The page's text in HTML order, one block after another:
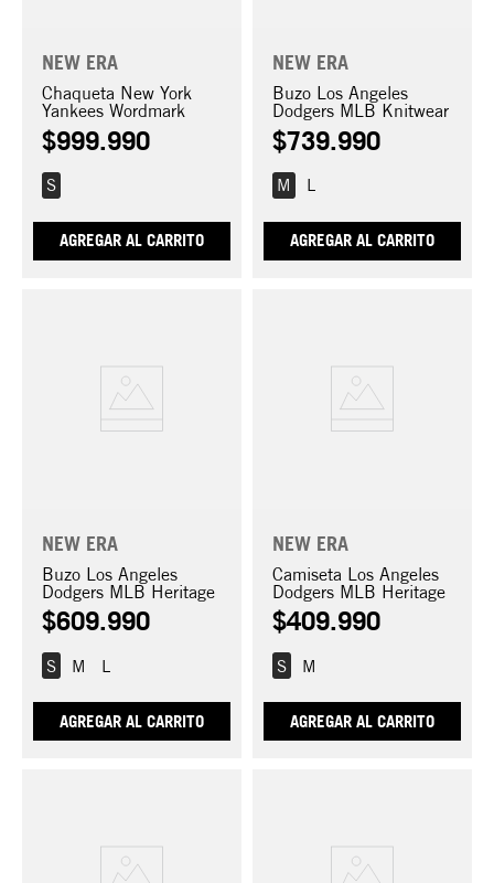
NEW ERA
Chaqueta New York
Yankees Wordmark
$999.990
S
AGREGAR AL CARRITO
NEW ERA
Buzo Los Angeles
Dodgers MLB Knitwear
$739.990
M L
AGREGAR AL CARRITO
NEW ERA
Buzo Los Angeles
Dodgers MLB Heritage
$609.990
S M L
AGREGAR AL CARRITO
NEW ERA
Camiseta Los Angeles
Dodgers MLB Heritage
$409.990
S M
AGREGAR AL CARRITO